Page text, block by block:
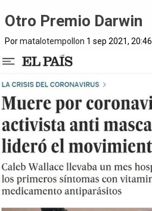
Otro Premio Darwin
Pormatalotempollon 1 sep 2021, 20:46